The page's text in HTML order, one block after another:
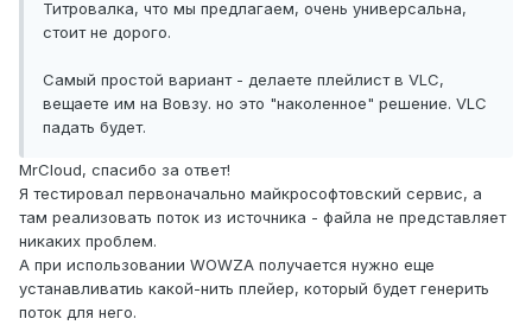
Титровалка, что мы предлагаем, очень универсальна,
стоит не дорого.
Самый простой вариант - делаете плейлист в VLC,
вещаете им на Вовзу. но это "наколенное" решение. VLC
падать будет.
MrCloud, спасибо за ответ!
Я тестировал первоначально майкрософтовский сервис, а
там реализовать поток из источника - файла не представляет
никаких проблем.
А при использовании WOWZA получается нужно еще
устанавливатиь какой-нить плейер, который будет генерить
поток для него.